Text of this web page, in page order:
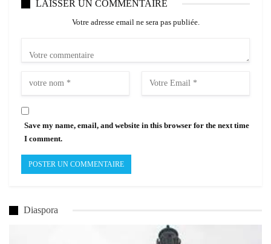
LAISSER UN COMMENTAIRE
Votre adresse email ne sera pas publiée.
Save my name, email, and website in this browser for the next time
I comment.
Diaspora